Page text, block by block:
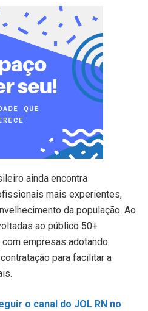
ainda encontra
mais experientes,
da população. Ao
ao público 50+
empresas adotando
para facilitar a
o canal do JOL RN no